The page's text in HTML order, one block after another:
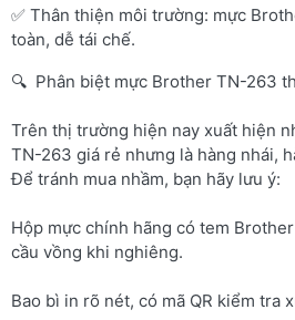
✅ Thân thiện môi trường: mực
toàn, dễ tái chế.
🔍 Phân biệt mực Brother TN-263
Trên thị trường hiện nay xuất hiện
TN-263 giá rẻ nhưng là hàng nhái,
Để tránh mua nhầm, bạn hãy lưu ý:
Hộp mực chính hãng có tem
cầu vồng khi nghiêng.
Bao bì in rõ nét, có mã QR kiểm tra